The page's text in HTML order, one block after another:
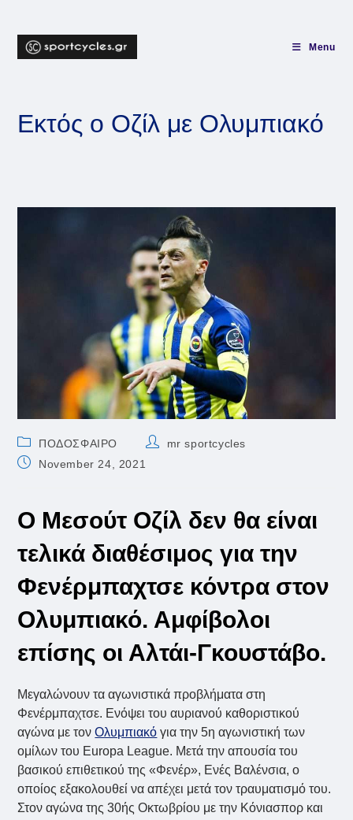
content
Menu
Εκτός ο Οζίλ με Ολυμπιακό
Post
category:
ΠΟΔΟΣΦΑΙΡΟ
Postmr sportcycles
PostNovember 24, 2021
Ο Μεσούτ Οζίλ δεν θα είναι
τελικά διαθέσιμος για την
Φενέρμπαχτσε κόντρα στον
Ολυμπιακό. Αμφίβολοι
επίσης οι Αλτάι-Γκουστάβο.
Μεγαλώνουν τα αγωνιστικά προβλήματα στη
Φενέρμπαχτσε. Ενόψει του αυριανού καθοριστικού
αγώνα με τονΟλυμπιακό για την 5η αγωνιστική των
ομίλων του Europa League. Μετά την απουσία του
βασικού επιθετικού της «Φενέρ», Ενές Βαλένσια, ο
οποίος εξακολουθεί να απέχει μετά τον τραυματισμό του.
Στον αγώνα της 30ής Οκτωβρίου με την Κόνιασπορ και